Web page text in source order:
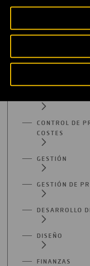
CONTROL DE
COSTES
GESTIÓN
GESTIÓN DE
DESARROLLO
DISEÑO
FINANZAS